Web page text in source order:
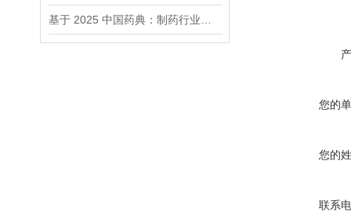
您的
您的
联系